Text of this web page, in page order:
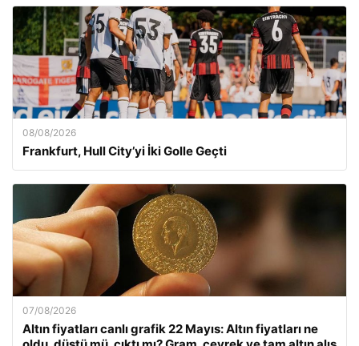
08/08/2026
Frankfurt, Hull City’yi İki Golle Geçti
07/08/2026
Altın fiyatları canlı grafik 22 Mayıs: Altın fiyatları ne